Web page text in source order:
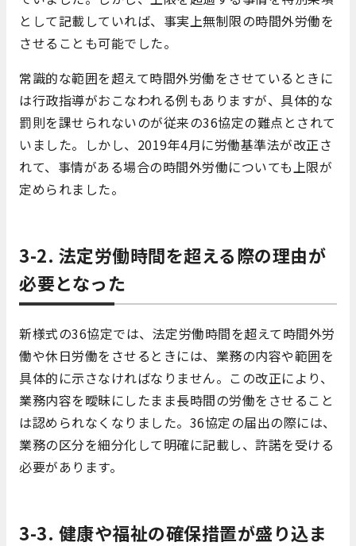
として記載していれば、事実上無制限の時間外労働を
させることも可能でした。
常識的な範囲を超えて時間外労働をさせているときに
は行政指導がおこなわれる例もありますが、具体的な
罰則を課せられないのが従来の36協定の難点とされて
いました。しかし、2019年4月に労働基準法が改正さ
れて、事情がある場合の時間外労働についても上限が
定められました。
3-2. 法定労働時間を超える際の理由が
必要となった
新様式の36協定では、法定労働時間を超えて時間外労
働や休日労働をさせるときには、業務の内容や範囲を
具体的に示さなければなりません。この改正により、
業務内容を曖昧にしたまま長時間の労働をさせること
は認められなくなりました。36協定の届出の際には、
業務の区分を細分化して明確に記載し、許諾を受ける
必要があります。
3-3. 健康や福祉の確保措置が盛り込ま